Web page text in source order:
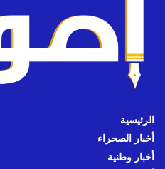
الرئيسية
أخبار الصحراء
أخبار وطنية